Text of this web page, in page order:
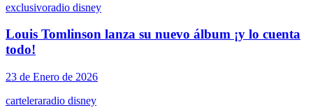
exclusivoradio disney
Louis Tomlinson lanza su nuevo álbum ¡y lo cuenta
todo!
23 de Enero de 2026
carteleraradio disney